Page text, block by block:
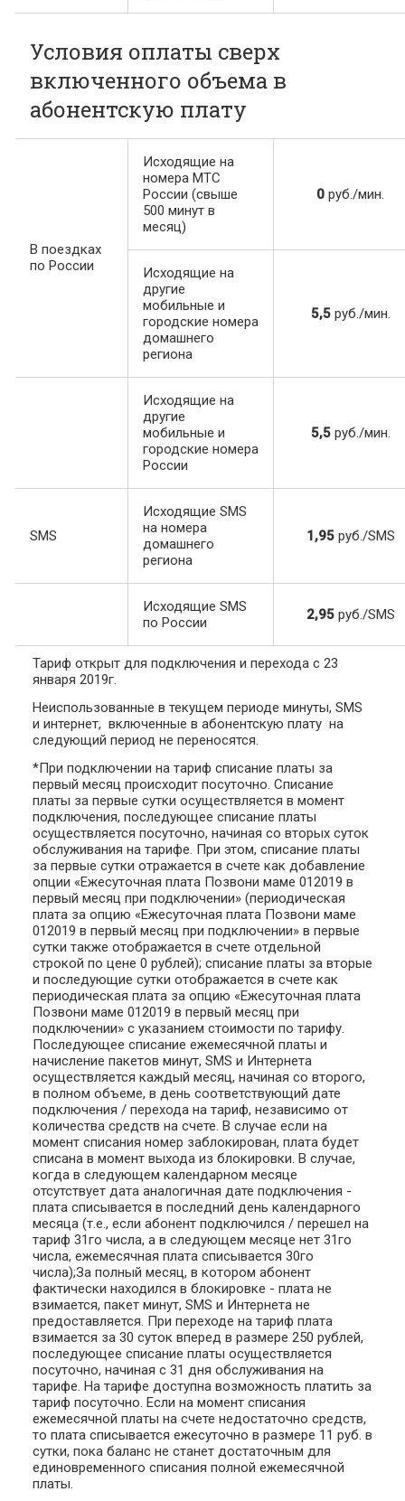
Условия оплаты сверх
включенного объема в
абонентскую плату
В поездках
по России
Исходящие на
номера МТС
России (свыше
500 минут в
месяц)
0 руб./мин.
Исходящие на
другие
мобильные и
городские номера
домашнего
региона
5,5 руб./мин.
Исходящие на
другие
мобильные и
городские номера
России
5,5руб./мин.
SMS
Исходящие SMS
на номера
домашнего
региона
1,95руб./SMS
Исходящие SMS
по России
2,95 руб./SMS
Тариф открыт для подключения и перехода с 23
января 2019г.
Неиспользованные в текущем периоде минуты, SMS
и интернет, включенные в абонентскую плату на
следующий период не переносятся.
*При подключении на тариф списание платы за
первый месяц происходит посуточно. Списание
платы за первые сутки осуществляется в момент
подключения, последующее списание платы
осуществляется посуточно, начиная со вторых суток
обслуживания на тарифе. При этом, списание платы
за первые сутки отражается в счете как добавление
опции «Ежесуточная плата Позвони маме 012019 в
первый месяц при подключении» (периодическая
плата за опцию «Ежесуточная плата Позвони маме
012019 в первый месяц при подключении» в первые
сутки также отображается в счете отдельной
строкой по цене 0 рублей); списание платы за вторые
и последующие сутки отображается в счете как
периодическая плата за опцию «Ежесуточная плата
Позвони маме 012019 в первый месяц при
подключении» с указанием стоимости по тарифу.
Последующее списание ежемесячной платы и
начисление пакетов минут, SMS и Интернета
осуществляется каждый месяц, начиная со второго,
в полном объеме, в день соответствующий дате
подключения / перехода на тариф, независимо от
количества средств на счете. В случае если на
момент списания номер заблокирован, плата будет
списана в момент выхода из блокировки. В случае,
когда в следующем календарном месяце
отсутствует дата аналогичная дате подключения -
плата списывается в последний день календарного
месяца (т.е., если абонент подключился / перешел на
тариф 31го числа, а в следующем месяце нет 31го
числа, ежемесячная плата списывается 30го
числа);За полный месяц, в котором абонент
фактически находился в блокировке - плата не
взимается, пакет минут, SMS и Интернета не
предоставляется. При переходе на тариф плата
взимается за 30 суток вперед в размере 250 рублей,
последующее списание платы осуществляется
посуточно, начиная с 31 дня обслуживания на
тарифе. На тарифе доступна возможность платить за
тариф посуточно. Если на момент списания
ежемесячной платы на счете недостаточно средств,
то плата списывается ежесуточно в размере 11 руб. в
сутки, пока баланс не станет достаточным для
единовременного списания полной ежемесячной
платы.